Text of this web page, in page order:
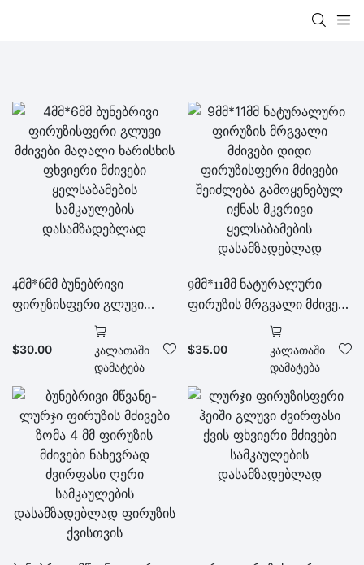
4მმ*6მმ ბუნებრივი
ფირუზისფერი გლუვი
მძივები მაღალი ხარისხის
ფხვიერი მძივები
ყელსაბამების
სამკაულების
დასამზადებლად
$30.00
Კალათაში
Დამატება
9მმ*11მმ ნატურალური
ფირუზის მრგვალი მძივები
დიდი ფირუზისფერი
მძივები შეიძლება
გამოყენებულ იქნას
მკვრივი ყელსაბამების
დასამზადებლად
$35.00
Კალათაში
Დამატება